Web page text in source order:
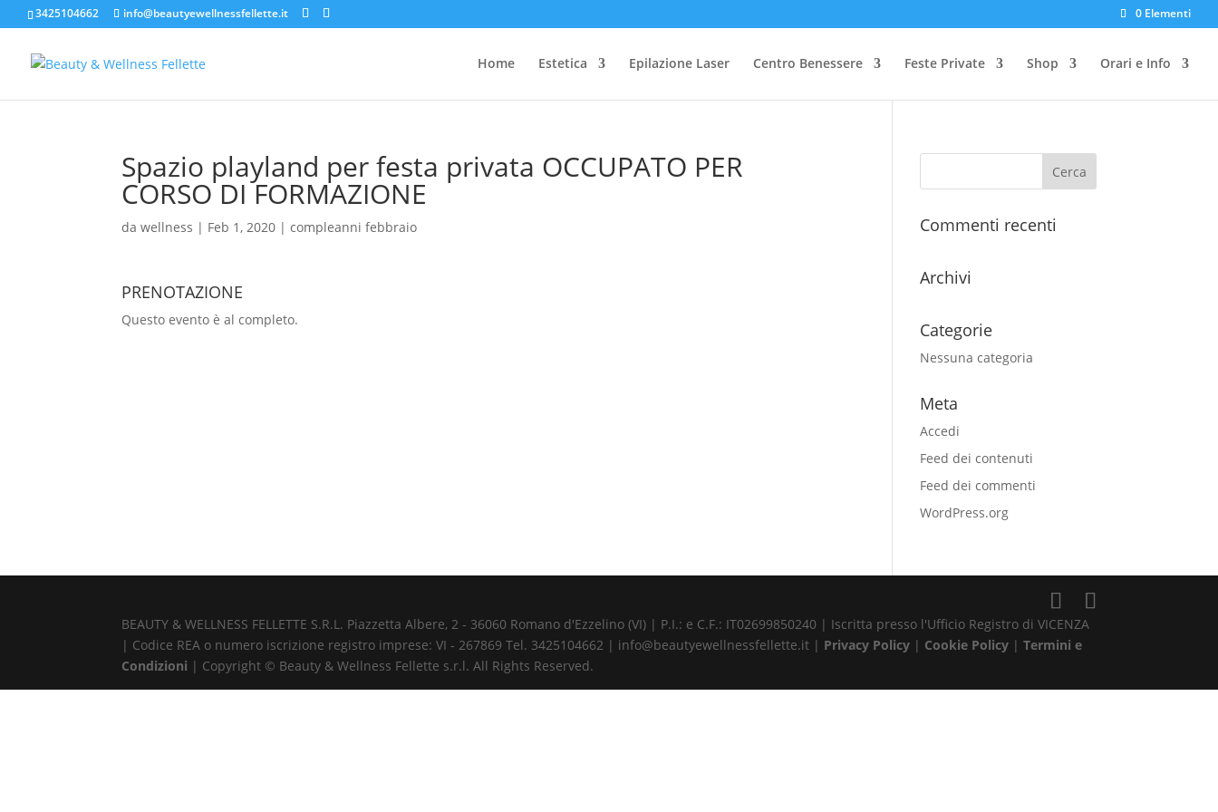
3425104662 info@beautyewellnessfellette.it 0 Elementi
Home Estetica Epilazione Laser Centro Benessere Feste Private Shop Orari e Info
Spazio playland per festa privata OCCUPATO PER
CORSO DI FORMAZIONE
dawellness | Feb 1, 2020 |compleanni febbraio
PRENOTAZIONE
Questo evento è al completo.
Commenti recenti
Archivi
Categorie
Nessuna categoria
Meta
Accedi
Feed dei contenuti
Feed dei commenti
WordPress.org
BEAUTY & WELLNESS FELLETTE S.R.L. Piazzetta Albere, 2 - 36060 Romano d'Ezzelino (VI) | P.I.: e C.F.: IT02699850240 | Iscritta presso l'Ufficio Registro di VICENZA
| Codice REA o numero iscrizione registro imprese: VI - 267869 Tel. 3425104662 | info@beautyewellnessfellette.it | Privacy Policy | Cookie Policy |Termini e
Condizioni | Copyright © Beauty & Wellness Fellette s.r.l. All Rights Reserved.